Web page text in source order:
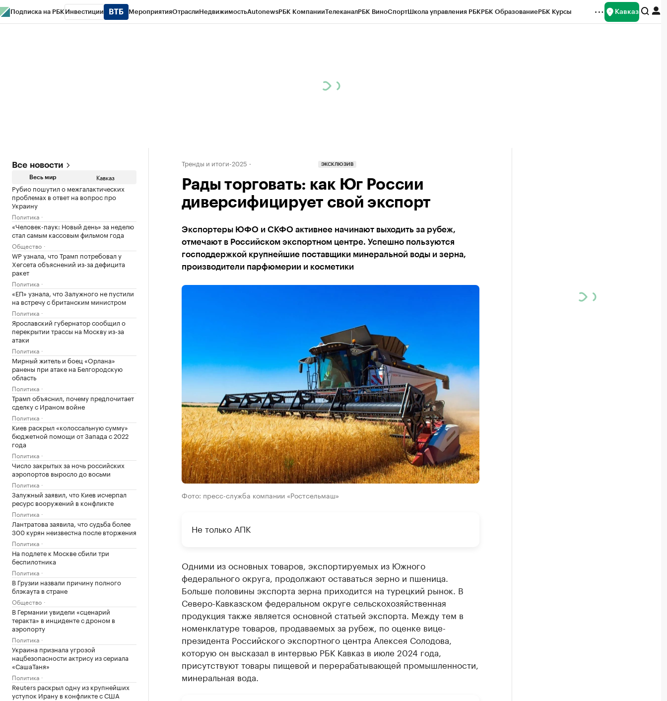
Подписка на РБК Инвестиции МероприятияОтраслиНедвижимостьAutonewsРБК КомпанииТелеканалРБК ВиноСпортШкола управления РБКРБК ОбразованиеРБК Курсы Кавказ
Все новости
Весь мир Кавказ
Рубио пошутил о межгалактических
проблемах в ответ на вопрос про
Украину
Политика
«Человек-паук: Новый день» за неделю
стал самым кассовым фильмом года
Общество
WP узнала, что Трамп потребовал у
Хегсета объяснений из-за дефицита
ракет
Политика
«ЕП» узнала, что Залужного не пустили
на встречу с британским министром
Политика
Ярославский губернатор сообщил о
перекрытии трассы на Москву из-за
атаки
Политика
Мирный житель и боец «Орлана»
ранены при атаке на Белгородскую
область
Политика
Трамп объяснил, почему предпочитает
сделку с Ираном войне
Политика
Киев раскрыл «колоссальную сумму»
бюджетной помощи от Запада с 2022
года
Политика
Число закрытых за ночь российских
аэропортов выросло до восьми
Политика
Залужный заявил, что Киев исчерпал
ресурс вооружений в конфликте
Политика
Лантратова заявила, что судьба более
300 курян неизвестна после вторжения
Политика
На подлете к Москве сбили три
беспилотника
Политика
В Грузии назвали причину полного
блэкаута в стране
Общество
В Германии увидели «сценарий
теракта» в инциденте с дроном в
аэропорту
Политика
Украина признала угрозой
нацбезопасности актрису из сериала
«СашаТаня»
Политика
Reuters раскрыл одну из крупнейших
уступок Ирану в конфликте с США
Тренды и итоги-2025 ЭКСКЛЮЗИВ
Рады торговать: как Юг России
диверсифицирует свой экспорт
Экспортеры ЮФО и СКФО активнее начинают выходить за рубеж,
отмечают в Российском экспортном центре. Успешно пользуются
господдержкой крупнейшие поставщики минеральной воды и зерна,
производители парфюмерии и косметики
Фото: пресс-служба компании «Ростсельмаш»
Не только АПК
Одними из основных товаров, экспортируемых из Южного
федерального округа, продолжают оставаться зерно и пшеница.
Больше половины экспорта зерна приходится на турецкий рынок. В
Северо-Кавказском федеральном округе сельскохозяйственная
продукция также является основной статьей экспорта. Между тем в
номенклатуре товаров, продаваемых за рубеж, по оценке вице-
президента Российского экспортного центра Алексея Солодова,
которую он высказал в интервью РБК Кавказ в июле 2024 года,
присутствуют товары пищевой и перерабатывающей промышленности,
минеральная вода.